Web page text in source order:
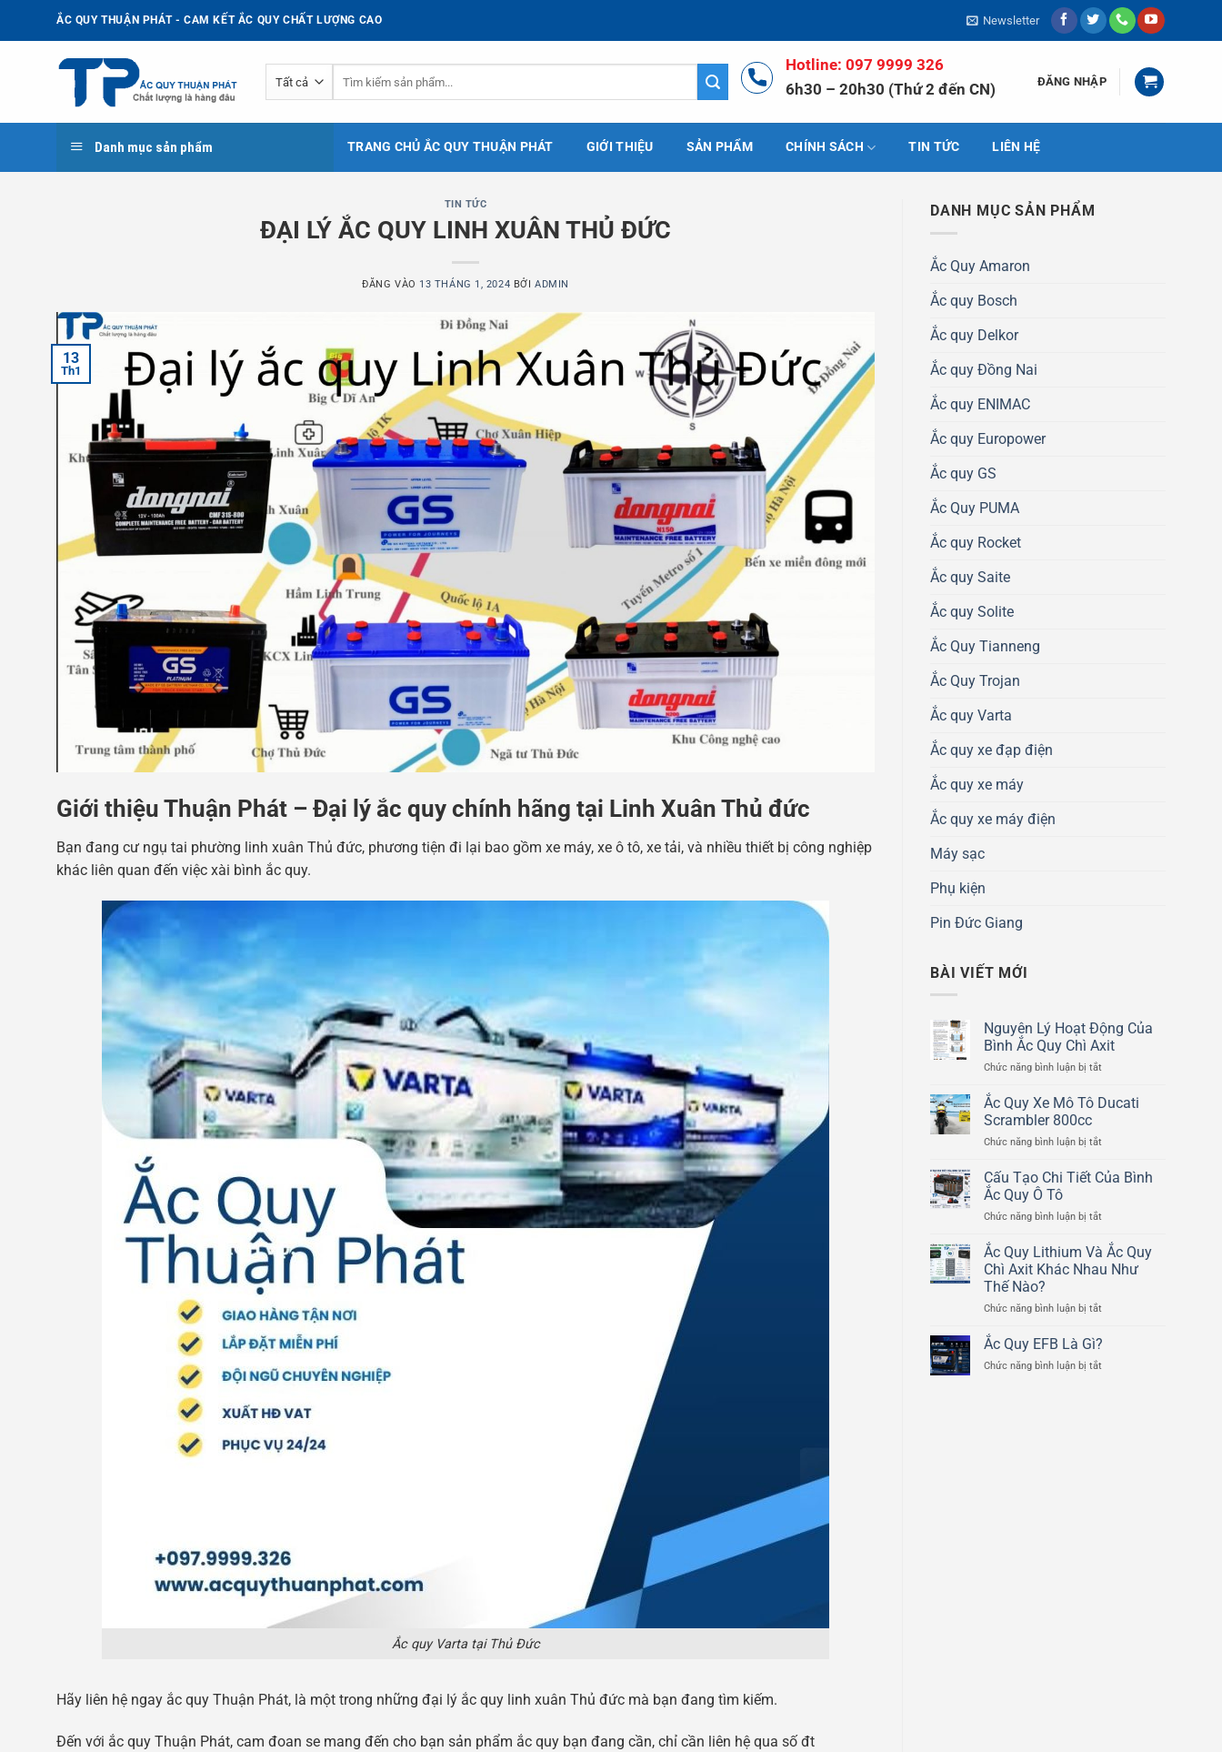
ẮC QUY THUẬN PHÁT - CAM KẾT ẮC QUY CHẤT LƯỢNG CAO Newsletter
kiếm:
Hotline: 097 9999 326
6h30 – 20h30 (Thứ 2 đến CN)
ĐĂNG NHẬP
Danh mục sản phẩm TRANG CHỦ ẮC QUY THUẬN PHÁT GIỚI THIỆU SẢN PHẨM CHÍNH SÁCH TIN TỨC LIÊN HỆ
TIN TỨC
ĐẠI LÝ ẮC QUY LINH XUÂN THỦ ĐỨC
ĐĂNG VÀO 13 THÁNG 1, 2024 BỞI ADMIN
13
Th1
Giới thiệu Thuận Phát – Đại lý ắc quy chính hãng tại Linh Xuân Thủ đức
Bạn đang cư ngụ tai phường linh xuân Thủ đức, phương tiện đi lại bao gồm xe máy, xe ô tô, xe tải, và nhiều thiết bị công nghiệp
khác liên quan đến việc xài bình ắc quy.
Ắc quy Varta tại Thủ Đức
Hãy liên hệ ngay ắc quy Thuận Phát, là một trong những đại lý ắc quy linh xuân Thủ đức mà bạn đang tìm kiếm.
Đến với ắc quy Thuận Phát, cam đoan se mang đến cho bạn sản phẩm ắc quy bạn đang cần, chỉ cần liên hệ qua số đt
DANH MỤC SẢN PHẨM
Ắc Quy Amaron
Ắc quy Bosch
Ắc quy Delkor
Ắc quy Đồng Nai
Ắc quy ENIMAC
Ắc quy Europower
Ắc quy GS
Ắc Quy PUMA
Ắc quy Rocket
Ắc quy Saite
Ắc quy Solite
Ắc Quy Tianneng
Ắc Quy Trojan
Ắc quy Varta
Ắc quy xe đạp điện
Ắc quy xe máy
Ắc quy xe máy điện
Máy sạc
Phụ kiện
Pin Đức Giang
BÀI VIẾT MỚI
Nguyên Lý Hoạt Động Của
Bình Ắc Quy Chì Axit
Chức năng bình luận bị tắt
Lý
Của
Ắc
Axit
Ắc Quy Xe Mô Tô Ducati
Scrambler 800cc
Chức năng bình luận bị tắt
Quy
Tô
Scrambler
800cc
Cấu Tạo Chi Tiết Của Bình
Ắc Quy Ô Tô
Chức năng bình luận bị tắt
Tạo
Chi
Tiết
Bình
Quy
Tô
Ắc Quy Lithium Và Ắc Quy
Chì Axit Khác Nhau Như
Thế Nào?
Chức năng bình luận bị tắt
Quy
Và
Ắc Quy EFB Là Gì?
Chức năng bình luận bị tắt